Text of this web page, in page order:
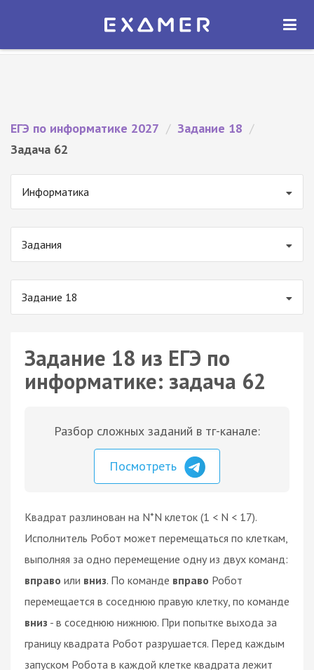
Экзамер — ЕГЭ 2027
ОТКРЫТЬ
ЕГЭ по информатике 2027 / Задание 18 /
Задача 62
Информатика
Задания
Задание 18
Задание 18 из ЕГЭ по
информатике: задача 62
Разбор сложных заданий в тг-канале:
Посмотреть
Квадрат разлинован на N*N клеток (1 < N < 17).
Исполнитель Робот может перемещаться по клеткам,
выполняя за одно перемещение одну из двух команд:
вправо или вниз. По команде вправо Робот
перемещается в соседнюю правую клетку, по команде
вниз - в соседнюю нижнюю. При попытке выхода за
границу квадрата Робот разрушается. Перед каждым
запуском Робота в каждой клетке квадрата лежит